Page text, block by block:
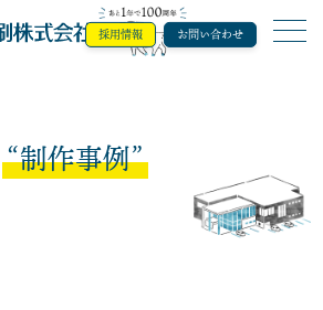
田中昭文堂印
採用情報 お問い合わせ
制作事例